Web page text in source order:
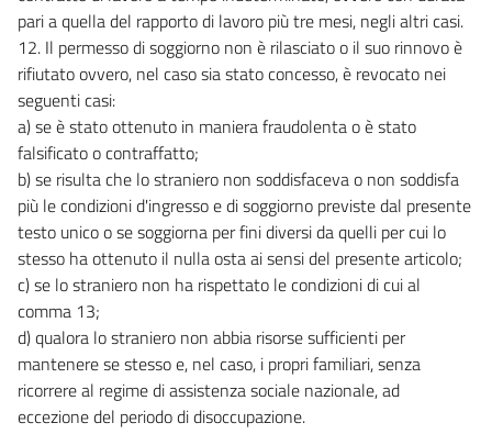
pari a quella del rapporto di lavoro più tre mesi, negli altri casi.
12. Il permesso di soggiorno non è rilasciato o il suo rinnovo è
rifiutato ovvero, nel caso sia stato concesso, è revocato nei
seguenti casi:
a) se è stato ottenuto in maniera fraudolenta o è stato
falsificato o contraffatto;
b) se risulta che lo straniero non soddisfaceva o non soddisfa
più le condizioni d'ingresso e di soggiorno previste dal presente
testo unico o se soggiorna per fini diversi da quelli per cui lo
stesso ha ottenuto il nulla osta ai sensi del presente articolo;
c) se lo straniero non ha rispettato le condizioni di cui al
comma 13;
d) qualora lo straniero non abbia risorse sufficienti per
mantenere se stesso e, nel caso, i propri familiari, senza
ricorrere al regime di assistenza sociale nazionale, ad
eccezione del periodo di disoccupazione.